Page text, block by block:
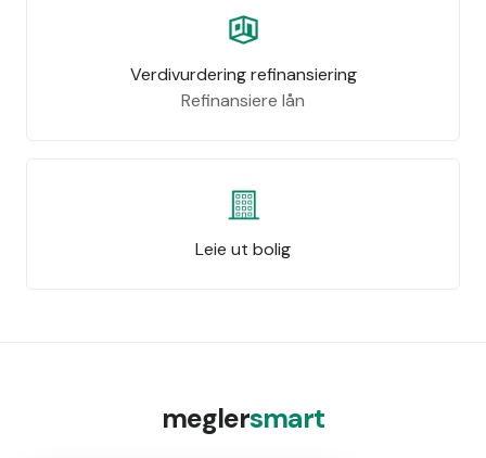
Verdivurdering refinansiering
Refinansiere lån
Leie ut bolig
meglersmart